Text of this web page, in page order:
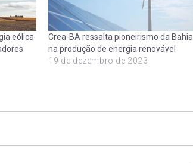
eólica
Crea-BA ressalta pioneirismo da Bahia
na produção de energia renovável
19 de dezembro de 2023